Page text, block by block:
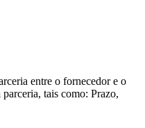
entre o fornecedor e o
tais como: Prazo,